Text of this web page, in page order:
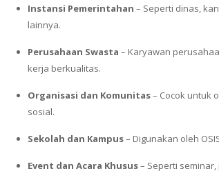
Instansi Pemerintahan – Seperti dinas,
lainnya.
Perusahaan Swasta – Karyawan
kerja berkualitas.
Organisasi dan Komunitas– Cocok untuk
sosial.
Sekolah dan Kampus– Digunakan oleh
Event dan Acara Khusus– Seperti